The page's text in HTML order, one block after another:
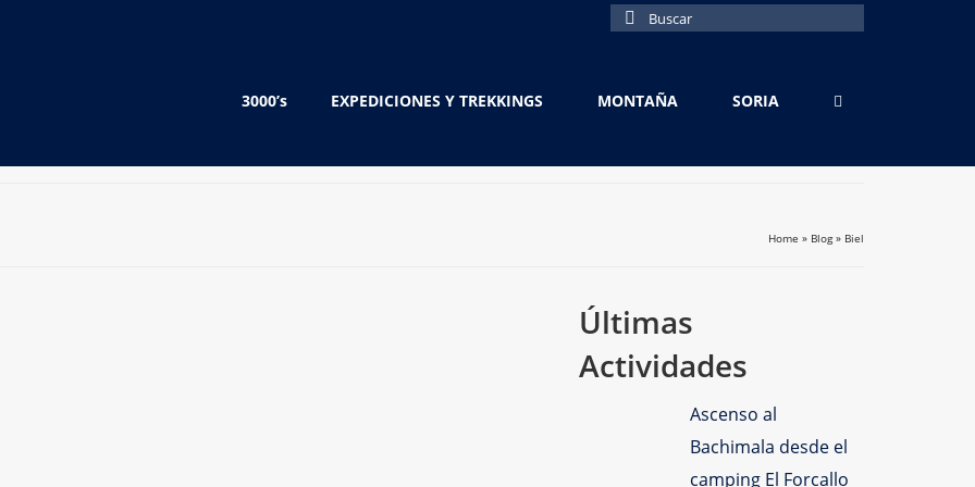
Buscar
3000’s EXPEDICIONES Y TREKKINGS MONTAÑA SORIA
Home » Blog » Biel
Últimas
Actividades
Ascenso al
Bachimala desde el
camping El Forcallo